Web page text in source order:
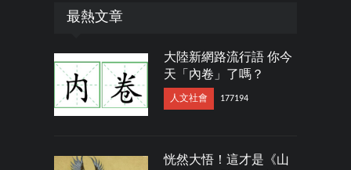
最熱文章
大陸新網路流行語 你今
天「內卷」了嗎？
人文社會 177194
恍然大悟！這才是《山